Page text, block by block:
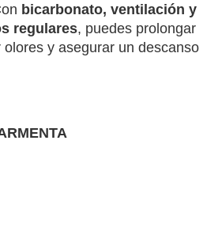
bicarbonato, ventilación y
regulares, puedes prolongar
y asegurar un descanso